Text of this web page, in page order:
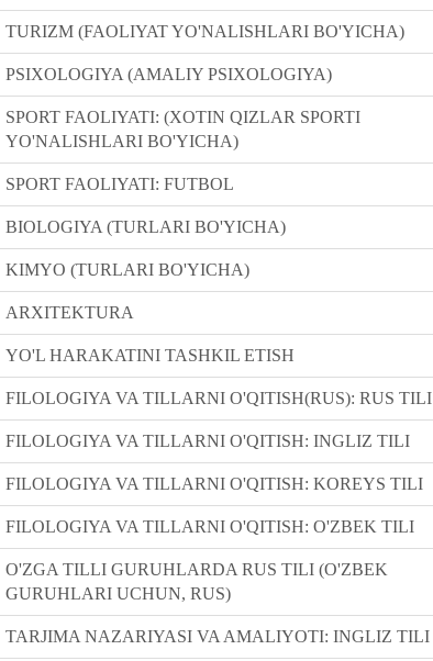
TURIZM (FAOLIYAT YO'NALISHLARI BO'YICHA)
PSIXOLOGIYA (AMALIY PSIXOLOGIYA)
SPORT FAOLIYATI: (XOTIN QIZLAR SPORTI
YO'NALISHLARI BO'YICHA)
SPORT FAOLIYATI: FUTBOL
BIOLOGIYA (TURLARI BO'YICHA)
KIMYO (TURLARI BO'YICHA)
ARXITEKTURA
YO'L HARAKATINI TASHKIL ETISH
FILOLOGIYA VA TILLARNI O'QITISH(RUS): RUS TILI
FILOLOGIYA VA TILLARNI O'QITISH: INGLIZ TILI
FILOLOGIYA VA TILLARNI O'QITISH: KOREYS TILI
FILOLOGIYA VA TILLARNI O'QITISH: O'ZBEK TILI
O'ZGA TILLI GURUHLARDA RUS TILI (O'ZBEK
GURUHLARI UCHUN, RUS)
TARJIMA NAZARIYASI VA AMALIYOTI: INGLIZ TILI